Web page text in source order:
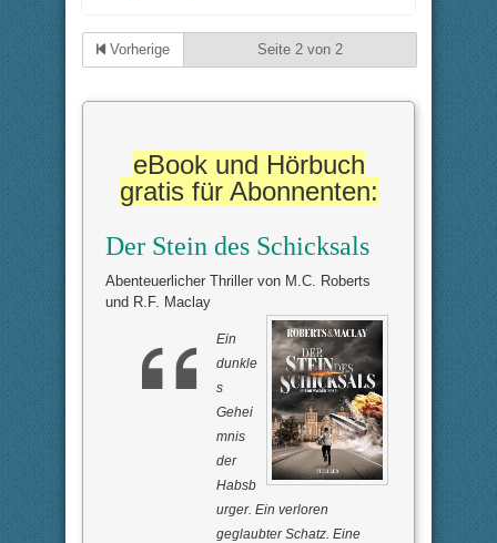
i
c
u
m
n
n
h
u
t
n
i
u
m
n
n
h
o
e
.
Vorherige Seite 2 von 2
eBook und Hörbuch
gratis für Abonnenten:
Der Stein des Schicksals
Abenteuerlicher Thriller von M.C. Roberts
und R.F. Maclay
Ein
dunkle
s
Gehei
mnis
der
Habsb
urger. Ein verloren
geglaubter Schatz. Eine